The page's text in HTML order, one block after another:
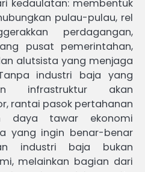
kedaulatan: membentuk
pulau-pulau, rel
perdagangan,
pusat pemerintahan,
alutsista yang menjaga
industri baja yang
infrastruktur akan
rantai pasok pertahanan
daya tawar ekonomi
yang ingin benar-benar
industri baja bukan
melainkan bagian dari